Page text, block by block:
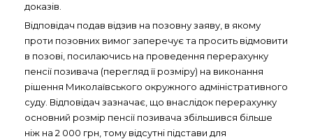
доказів.
Відповідач подав відзив на позовну заяву, в якому
проти позовних вимог заперечує та просить відмовити
в позові, посилаючись на проведення перерахунку
пенсії позивача (перегляд її розміру) на виконання
рішення Миколаївського окружного адміністративного
суду. Відповідач зазначає, що внаслідок перерахунку
основний розмір пенсії позивача збільшився більше
ніж на 2 000 грн, тому відсутні підстави для